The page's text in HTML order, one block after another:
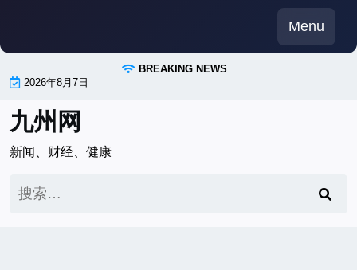
content
Menu
BREAKING NEWS
2026年8月7日
九州网
新闻、财经、健康
索：